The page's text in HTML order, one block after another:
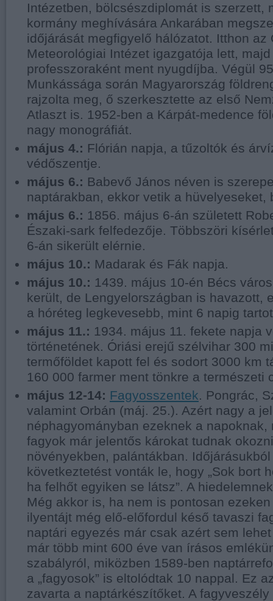
Intézetben, bölcsészdiplomát is szerzett,
kormány meghívására Ankarában
időjárását megfigyelő hálózatot. Itthon az
Meteorológiai Intézet igazgatója lett,
professzoraként ment nyugdíjba. Végül
Munkássága során Magyarország
rajzolta meg, ő szerkesztette az első
Atlaszt is. 1952-ben a Kárpát-medence
nagy monográfiát.
május 4.: Flórián napja, a tűzoltók és
védőszentje.
május 6.: Babevő János néven is
naptárakban, ekkor vetik a hüvelyeseket,
május 6.: 1856. május 6-án született
Északi-sark felfedezője. Többszöri
6-án sikerült elérnie.
május 10.: Madarak és Fák napja.
május 10.: 1439. május 10-én Bécs
került, de Lengyelországban is havazott,
a hóréteg legkevesebb, mint 6 napig
május 11.: 1934. május 11. fekete napja
történetének. Óriási erejű szélvihar 300
termőföldet kapott fel és sodort 3000 km
160 000 farmer ment tönkre a természeti
május 12-14: Fagyosszentek. Pongrác,
valamint Orbán (máj. 25.). Azért nagy a
néphagyományban ezeknek a napoknak,
fagyok már jelentős károkat tudnak
növényekben, palántákban.
következtetést vonták le, hogy „Sok bort
ha felhőt egyiken se látsz”. A
Még akkor is, ha nem is pontosan
ilyentájt még elő-előfordul késő tavaszi
naptári egyezés már csak azért sem
már több mint 600 éve van írásos
szabályról, miközben 1589-ben
a „fagyosok” is eltolódtak 10 nappal. Ez
zavarta a naptárkészítőket. A